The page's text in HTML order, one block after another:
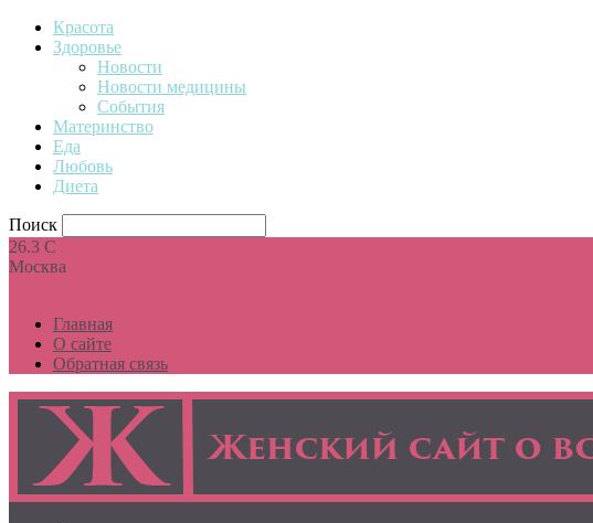
Красота
Здоровье
Новости
Новости медицины
События
Материнство
Еда
Любовь
Диета
Поиск
26.3 C
Москва
Главная
О сайте
Обратная связь